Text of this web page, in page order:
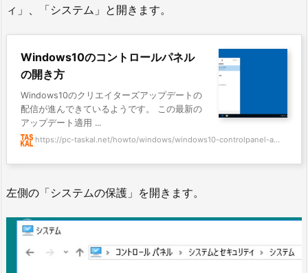
ィ」、「システム」と開きます。
Windows10のコントロールパネル
の開き方
Windows10のクリエイターズアップデートの
配信が進んできているようです。 この最新の
アップデート適用 ...
https://pc-taskal.net/howto/windows/windows10-controlpanel-a...
左側の「システムの保護」を開きます。